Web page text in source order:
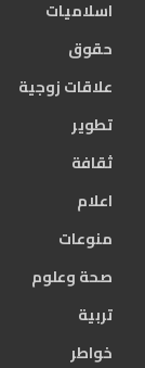
اسلاميات
حقوق
علاقات زوجية
تطوير
ثقافة
اعلام
منوعات
صحة وعلوم
تربية
خواطر